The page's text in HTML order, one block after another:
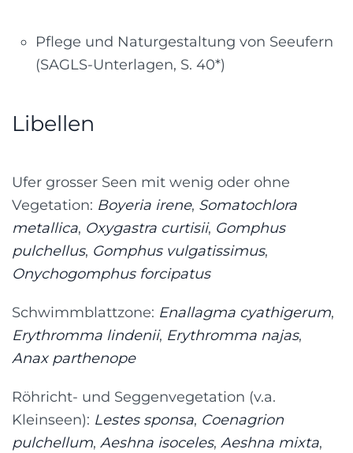
Pflege und Naturgestaltung von Seeufern
(SAGLS-Unterlagen, S. 40*)
Libellen
Ufer grosser Seen mit wenig oder ohne
Vegetation: Boyeria irene, Somatochlora
metallica, Oxygastra curtisii, Gomphus
pulchellus, Gomphus vulgatissimus,
Onychogomphus forcipatus
Schwimmblattzone: Enallagma cyathigerum,
Erythromma lindenii, Erythromma najas,
Anax parthenope
Röhricht- und Seggenvegetation (v.a.
Kleinseen): Lestes sponsa, Coenagrion
pulchellum, Aeshna isoceles, Aeshna mixta,